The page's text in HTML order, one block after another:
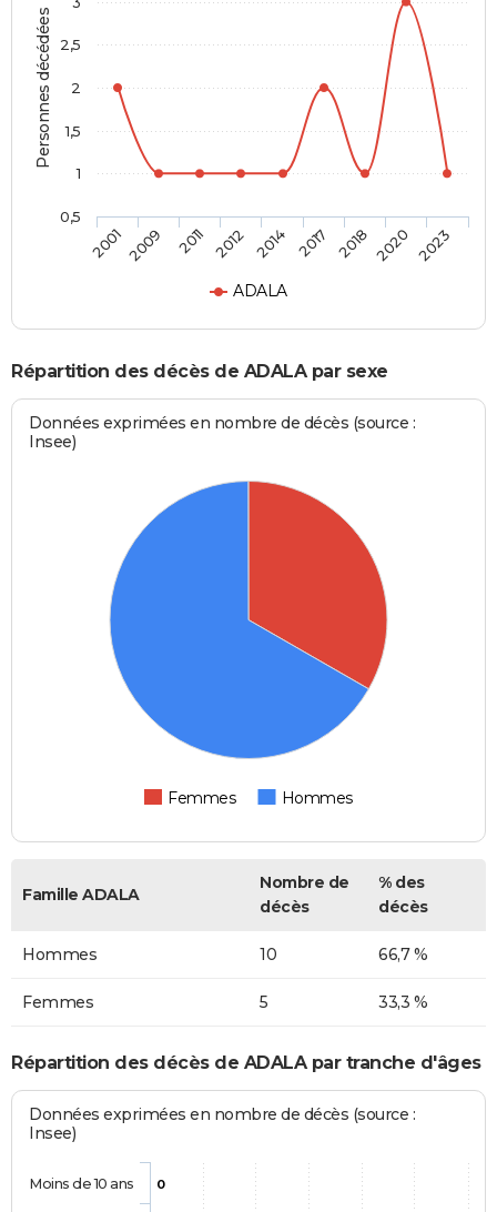
Personnes décédées
ADALA
20012009 2011 2012 2014 2017 2018 2020 2023
0,5
1
1,5
2
2,5
Répartition des décès de ADALA par sexe
Données exprimées en nombre de décès (source :
Insee)
Femmes Hommes
Famille ADALA
Nombre de
décès
% des
décès
Hommes 10 66,7 %
Femmes 5 33,3 %
Répartition des décès de ADALA par tranche d'âges
Données exprimées en nombre de décès (source :
Insee)
0
Moins de 10 ans